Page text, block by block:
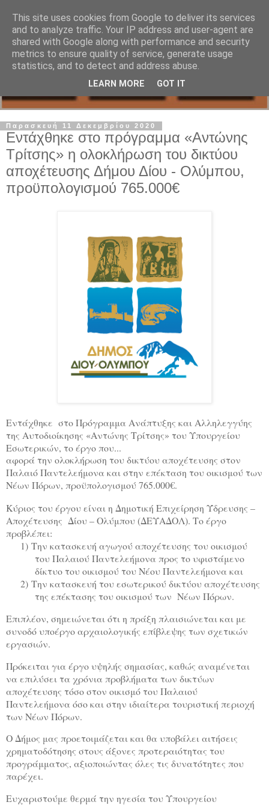
Παρασκευή 11 Δεκεμβρίου 2020
Εντάχθηκε στο πρόγραμμα «Αντώνης
Τρίτσης» η ολοκλήρωση του δικτύου
αποχέτευσης Δήμου Δίου - Ολύμπου,
προϋπολογισμού 765.000€
Εντάχθηκε στο Πρόγραμμα Ανάπτυξης και Αλληλεγγύης
της Αυτοδιοίκησης «Αντώνης Τρίτσης» του Υπουργείου
Εσωτερικών, το έργο που...
αφορά την ολοκλήρωση του δικτύου αποχέτευσης στον
Παλαιό Παντελεήμονα και στην επέκταση του οικισμού των
Νέων Πόρων, προϋπολογισμού 765.000€.
Κύριος του έργου είναι η Δημοτική Επιχείρηση Ύδρευσης –
Αποχέτευσης Δίου – Ολύμπου (ΔΕΥΑΔΟΛ). Το έργο
προβλέπει:
1) Την κατασκευή αγωγού αποχέτευσης του οικισμού
του Παλαιού Παντελεήμονα προς το υφιστάμενο
δίκτυο του οικισμού του Νέου Παντελεήμονα και
2) Την κατασκευή του εσωτερικού δικτύου αποχέτευσης
της επέκτασης του οικισμού των Νέων Πόρων.
Επιπλέον, σημειώνεται ότι η πράξη πλαισιώνεται και με
συνοδό υποέργο αρχαιολογικής επίβλεψης των σχετικών
εργασιών.
Πρόκειται για έργο υψηλής σημασίας, καθώς αναμένεται
να επιλύσει τα χρόνια προβλήματα των δικτύων
αποχέτευσης τόσο στον οικισμό του Παλαιού
Παντελεήμονα όσο και στην ιδιαίτερα τουριστική περιοχή
των Νέων Πόρων.
Ο Δήμος μας προετοιμάζεται και θα υποβάλει αιτήσεις
χρηματοδότησης στους άξονες προτεραιότητας του
προγράμματος, αξιοποιώντας όλες τις δυνατότητες που
παρέχει.
Ευχαριστούμε θερμά την ηγεσία του Υπουργείου
This site uses cookies from Google to deliver its services
and to analyze traffic. Your IP address and user-agent are
shared with Google along with performance and security
metrics to ensure quality of service, generate usage
statistics, and to detect and address abuse.
LEARN MORE GOT IT